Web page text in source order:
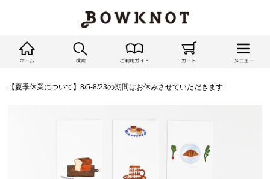
【夏季休業について】8/5-8/23の期間はお休みさせていただきます